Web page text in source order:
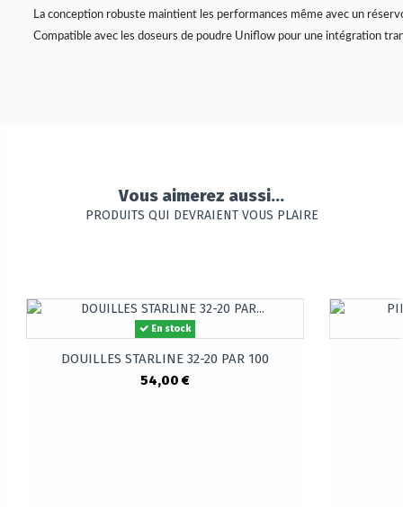
La conception robuste maintient les performances même avec un
Compatible avec les doseurs de poudre Uniflow pour une intégration
Vous aimerez aussi...
PRODUITS QUI DEVRAIENT VOUS PLAIRE
En stock
DOUILLES STARLINE 32-20 PAR 100
54,00 €